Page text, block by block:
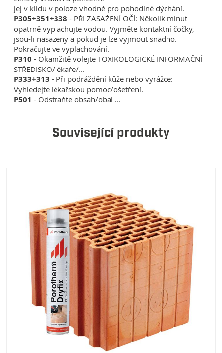
jej v klidu v poloze vhodné pro pohodlné dýchání.
P305+351+338 - PŘI ZASAŽENÍ OČÍ: Několik minut
opatrně vyplachujte vodou. Vyjměte kontaktní čočky,
jsou-li nasazeny a pokud je lze vyjmout snadno.
Pokračujte ve vyplachování.
P310- Okamžitě volejte TOXIKOLOGICKÉ INFORMAČNÍ
STŘEDISKO/lékaře/...
P333+313- Při podráždění kůže nebo vyrážce:
Vyhledejte lékařskou pomoc/ošetření.
P501- Odstraňte obsah/obal ...
Související produkty